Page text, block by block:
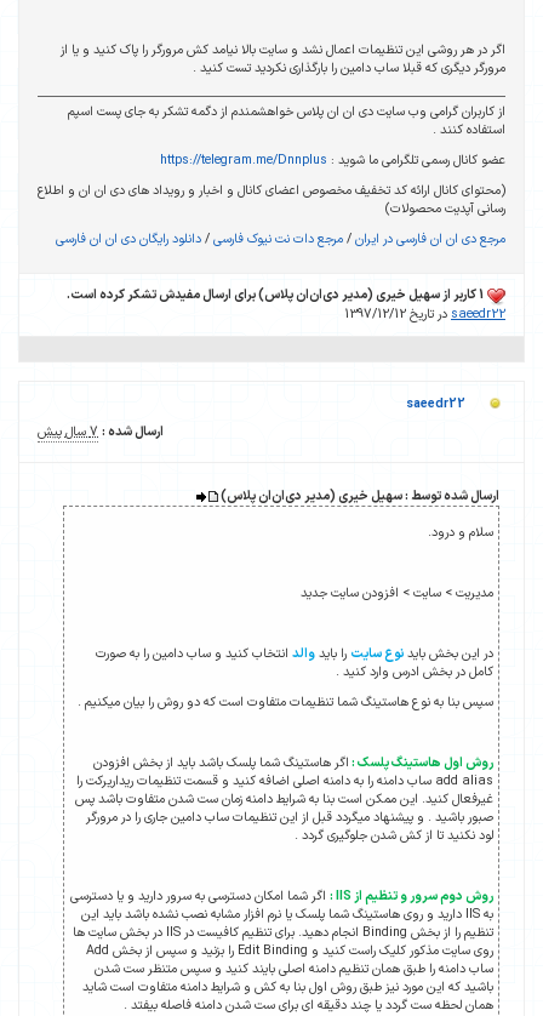
اگر در هر روشی این تنظیمات اعمال نشد و سایت بالا نیامد کش مرورگر را پاک کنید و یا از
مرورگر دیگری که قبلا ساب دامین را بارگذاری نکردید تست کنید .
از کاربران گرامی وب سایت دی ان ان پلاس خواهشمندم از دگمه تشکر به جای پست اسپم
استفاده کنند .
عضو کانال رسمی تلگرامی ما شوید : https://telegram.me/Dnnplus
(محتوای کانال ارائه کد تخفیف مخصوص اعضای کانال و اخبار و رویداد های دی ان ان و اطلاع
رسانی آپدیت محصولات)
مرجع دی ان ان فارسی در ایران/مرجع دات نت نیوک فارسی/دانلود رایگان دی ان ان فارسی
saeedr22در تاریخ 1397/12/12
saeedr22
ارسال شده : 7 سال پیش
ارسال شده توسط : سهیل خیری (مدیر دی‌ان‌ان پلاس)
سلام و درود.
مدیریت > سایت > افزودن سایت جدید
در این بخش بایدنوع سایت را بایدوالد انتخاب کنید و ساب دامین را به صورت
کامل در بخش ادرس وارد کنید .
سپس بنا به نوع هاستینگ شما تنظیمات متفاوت است که دو روش را بیان میکنیم .
روش اول هاستینگ پلسک :اگر هاستینگ شما پلسک باشد باید از بخش افزودن
add alias ساب دامنه را به دامنه اصلی اضافه کنید و قسمت تنظیمات ریداریرکت را
غیرفعال کنید. این ممکن است بنا به شرایط دامنه زمان ست شدن متفاوت باشد پس
صبور باشید . و پیشنهاد میگردد قبل از این تنظیمات ساب دامین جاری را در مرورگر
لود نکنید تا از کش شدن جلوگیری گردد .
روش دوم سرور و تنظیم از IIS :
اگر شما امکان دسترسی به سرور دارید و یا دسترسی
به IIS دارید و روی هاستینگ شما پلسک یا نرم افزار مشابه نصب نشده باشد باید این
تنظیم را از بخش Binding انجام دهید. برای تنظیم کافیست در IIS در بخش سایت ها
روی سایت مذکور کلیک راست کنید و Edit Binding را بزنید و سپس از بخش Add
ساب دامنه را طبق همان تنظیم دامنه اصلی بایند کنید و سپس متنظر ست شدن
باشید که این مورد نیز طبق روش اول بنا به کش و شرایط دامنه متفاوت است شاید
همان لحظه ست گردد یا چند دقیقه ای برای ست شدن دامنه فاصله بیفتد .